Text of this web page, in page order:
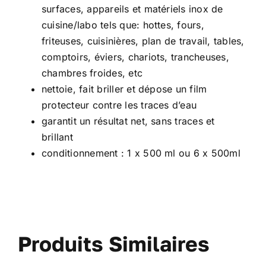
surfaces, appareils et matériels inox de
cuisine/labo tels que: hottes, fours,
friteuses, cuisinières, plan de travail, tables,
comptoirs, éviers, chariots, trancheuses,
chambres froides, etc
nettoie, fait briller et dépose un film
protecteur contre les traces d’eau
garantit un résultat net, sans traces et
brillant
conditionnement : 1 x 500 ml ou 6 x 500ml
Produits Similaires